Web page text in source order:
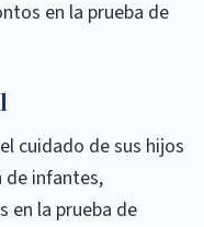
en la prueba de
cuidado de sus hijos
de infantes,
en la prueba de